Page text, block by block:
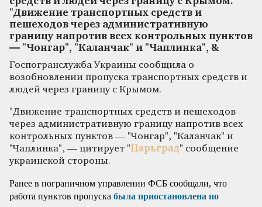
"Движение транспортных средств и
пешеходов через административную
границу напротив всех контрольных пунктов
— "Чонгар", "Каланчак" и "Чаплинка", &
Госпогранслужба Украины сообщила о
возобновлении пропуска транспортных средств и
людей через границу с Крымом.
"Движение транспортных средств и пешеходов
через административную границу напротив всех
контрольных пунктов — "Чонгар", "Каланчак" и
"Чаплинка", — цитирует "Царьград" сообщение
украинской стороны.
Ранее в пограничном управлении ФСБ сообщали, что
работа пунктов пропуска была приостановлена по